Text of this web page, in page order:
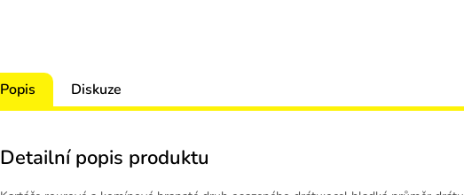
Popis Diskuze
Detailní popis produktu